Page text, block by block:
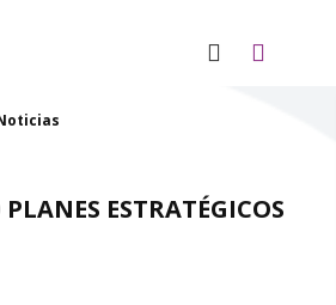
ESTRATÉGICOS